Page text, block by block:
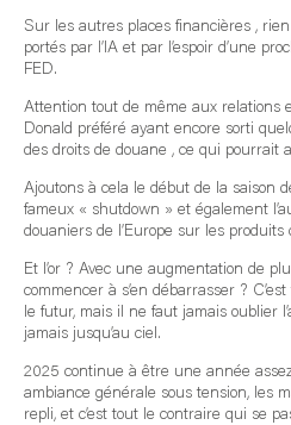
Sur les autres places financières ,
portés par l’IA et par l’espoir d’une
FED.
Attention tout de même aux relations
Donald préféré ayant encore sorti
des droits de douane , ce qui pourrait
Ajoutons à cela le début de la saison
fameux « shutdown » et également
douaniers de l’Europe sur les produits
Et l’or ? Avec une augmentation de
commencer à s’en débarrasser ?
le futur, mais il ne faut jamais oublier
jamais jusqu’au ciel.
2025 continue à être une année
ambiance générale sous tension, les
repli, et c’est tout le contraire qui se